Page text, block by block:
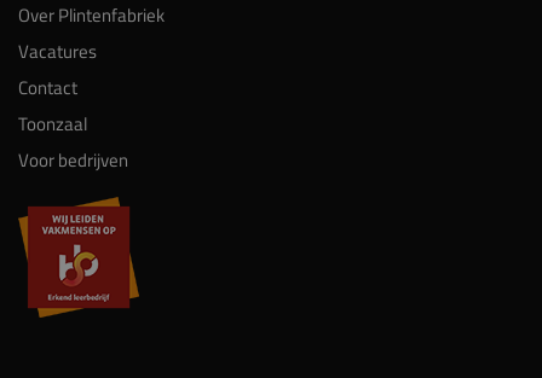
Over Plintenfabriek
Vacatures
Contact
Toonzaal
Voor bedrijven